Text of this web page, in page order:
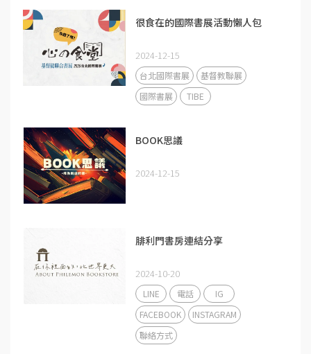
很食在的國際書展活動懶人包
2024-12-15
台北國際書展
基督教聯展
國際書展
TIBE
BOOK思議
2024-12-15
腓利門書房連結分享
2024-10-20
LINE 電話
IG
FACEBOOK
INSTAGRAM
聯絡方式